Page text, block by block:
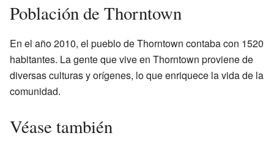
Población de Thorntown
En el año 2010, el pueblo de Thorntown contaba con 1520
habitantes. La gente que vive en Thorntown proviene de
diversas culturas y orígenes, lo que enriquece la vida de la
comunidad.
Véase también